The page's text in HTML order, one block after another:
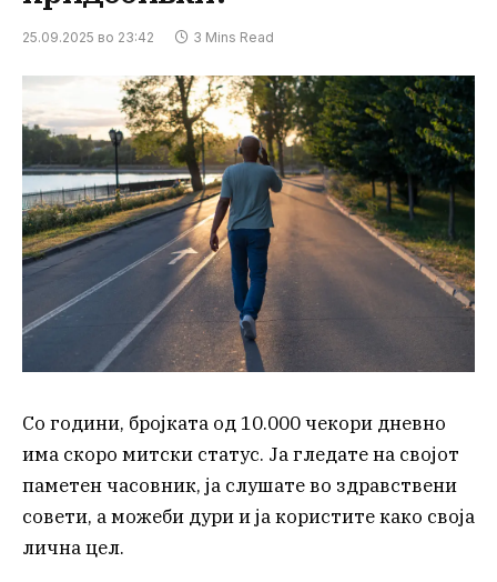
25.09.2025 во 23:42 3 Mins Read
Со години, бројката од 10.000 чекори дневно
има скоро митски статус. Ја гледате на својот
паметен часовник, ја слушате во здравствени
совети, а можеби дури и ја користите како своја
лична цел.